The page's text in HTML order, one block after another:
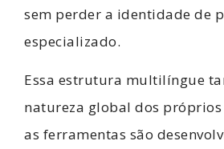
sem perder a identidade de
especializado.
Essa estrutura multilíngue
natureza global dos
as ferramentas são